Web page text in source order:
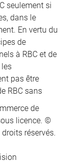
seulement si
dans le
En vertu du
de
à RBC et de
les
pas être
RBC sans
de
licence. ©
réservés.